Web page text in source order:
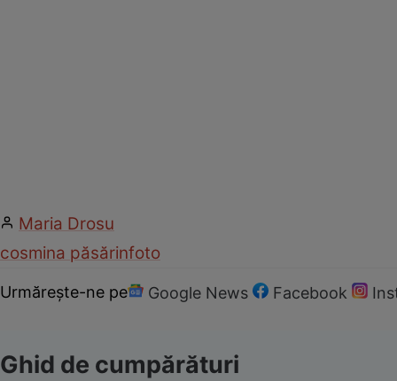
Maria Drosu
cosmina păsărinfoto
Urmărește-ne pe Google News Facebook
Ghid de cumpărături